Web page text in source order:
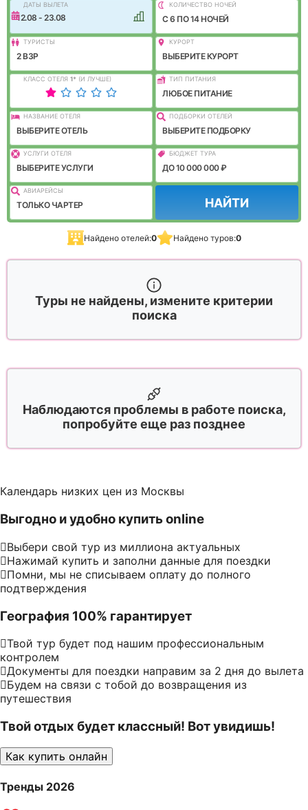
ДАТЫ ВЫЛЕТА
12.08 - 23.08
КОЛИЧЕСТВО НОЧЕЙ
C 6 ПО 14 НОЧЕЙ
ТУРИСТЫ
2 ВЗР
КУРОРТ
ВЫБЕРИТЕ КУРОРТ
КЛАСС ОТЕЛЯ 1* (И ЛУЧШЕ) ТИП ПИТАНИЯ
ЛЮБОЕ ПИТАНИЕ
НАЗВАНИЕ ОТЕЛЯ
ВЫБЕРИТЕ ОТЕЛЬ
ПОДБОРКИ ОТЕЛЕЙ
ВЫБЕРИТЕ ПОДБОРКУ
УСЛУГИ ОТЕЛЯ
ВЫБЕРИТЕ УСЛУГИ
БЮДЖЕТ ТУРА
ДО 10 000 000 ₽
АВИАРЕЙСЫ
ТОЛЬКО ЧАРТЕР НАЙТИ
Найдено отелей:0 Найдено туров:0
Туры не найдены, измените критерии
поиска
Наблюдаются проблемы в работе поиска,
попробуйте еще раз позднее
Календарь низких цен из Москвы
Выгодно и удобно купить online
Выбери свой тур из миллиона актуальных
Нажимай купить и заполни данные для поездки
Помни, мы не списываем оплату до полного
подтверждения
География 100% гарантирует
Твой тур будет под нашим профессиональным
контролем
Документы для поездки направим за 2 дня до вылета
Будем на связи с тобой до возвращения из
путешествия
Твой отдых будет классный! Вот увидишь!
Как купить онлайн
Тренды 2026